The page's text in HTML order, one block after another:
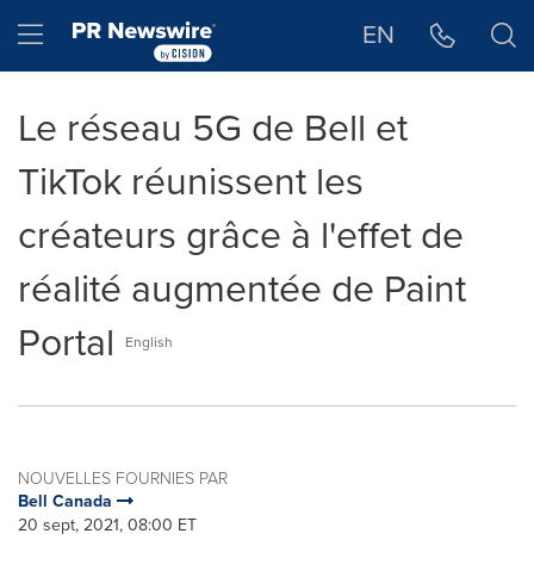
Hamburger menu EN
Le réseau 5G de Bell et
TikTok réunissent les
créateurs grâce à l'effet de
réalité augmentée de Paint
Portal
English
NOUVELLES FOURNIES PAR
Bell Canada
20 sept, 2021, 08:00 ET